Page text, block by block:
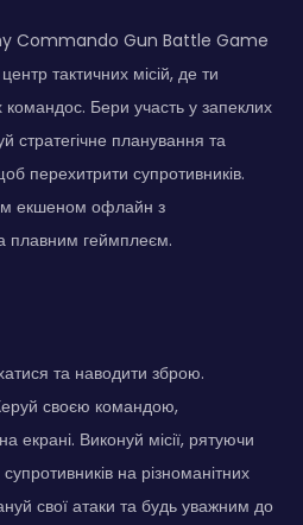
Commando Gun Battle Game
тактичних місій, де ти
Бери участь у запеклих
стратегічне планування та
перехитрити супротивників.
екшеном офлайн з
плавним геймплеєм.
та наводити зброю.
своєю командою,
екрані. Виконуй місії, рятуючи
на різноманітних
свої атаки та будь уважним до